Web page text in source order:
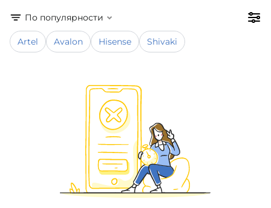
По популярности
Artel Avalon Hisense Shivaki